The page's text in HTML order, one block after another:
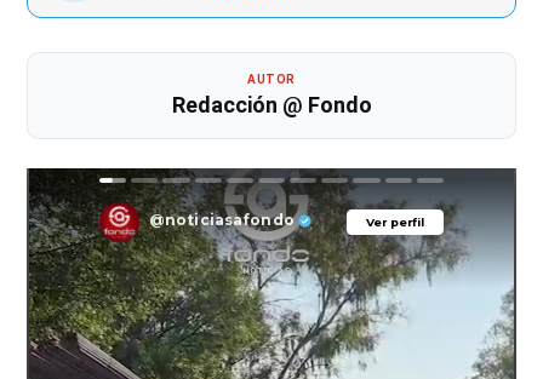
AUTOR
Redacción @ Fondo
Ver perfil
@noticiasafondo Ver perfil